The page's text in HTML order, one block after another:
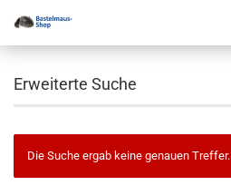
Erweiterte Suche
Die Suche ergab keine genauen Treffer.